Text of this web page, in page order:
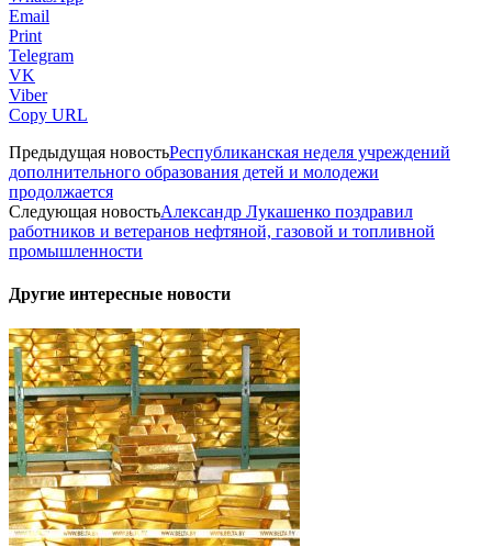
Email
Print
Telegram
VK
Viber
Copy URL
Предыдущая новостьРеспубликанская неделя учреждений
дополнительного образования детей и молодежи
продолжается
Следующая новостьАлександр Лукашенко поздравил
работников и ветеранов нефтяной, газовой и топливной
промышленности
Другие интересные новости